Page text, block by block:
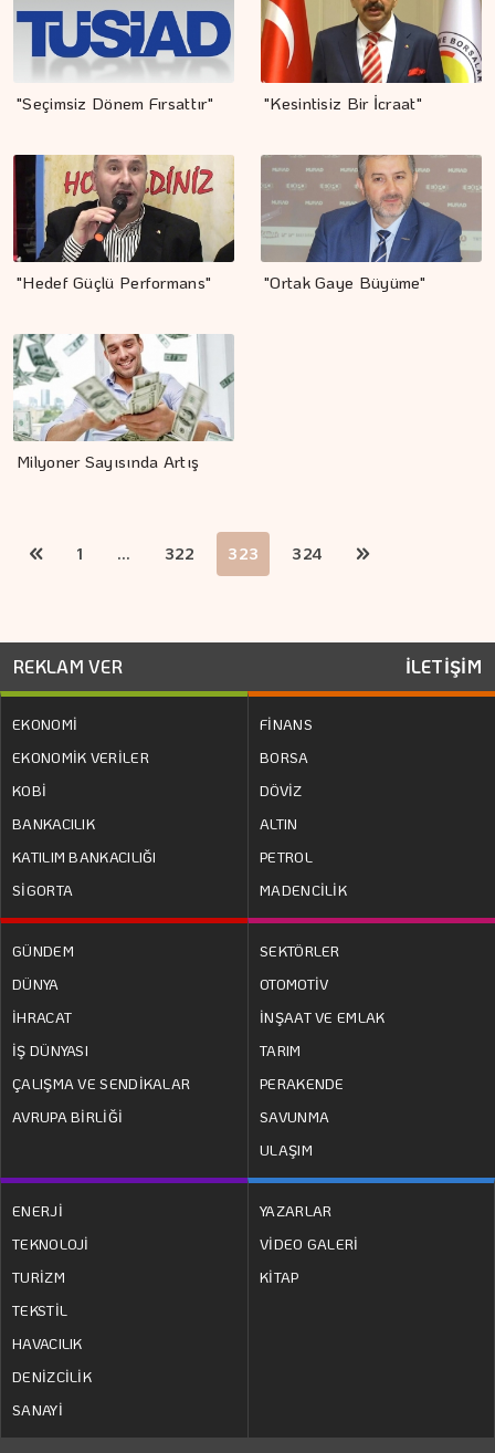
"Seçimsiz Dönem Fırsattır" "Kesintisiz Bir İcraat"
"Hedef Güçlü Performans" "Ortak Gaye Büyüme"
Milyoner Sayısında Artış
1 ... 322 323 324
REKLAM VER İLETİŞİM
EKONOMİ
EKONOMİK VERİLER
KOBİ
BANKACILIK
KATILIM BANKACILIĞI
SİGORTA
FİNANS
BORSA
DÖVİZ
ALTIN
PETROL
MADENCİLİK
GÜNDEM
DÜNYA
İHRACAT
İŞ DÜNYASI
ÇALIŞMA VE SENDİKALAR
AVRUPA BİRLİĞİ
SEKTÖRLER
OTOMOTİV
İNŞAAT VE EMLAK
TARIM
PERAKENDE
SAVUNMA
ULAŞIM
ENERJİ
TEKNOLOJİ
TURİZM
TEKSTİL
HAVACILIK
DENİZCİLİK
SANAYİ
YAZARLAR
VİDEO GALERİ
KİTAP